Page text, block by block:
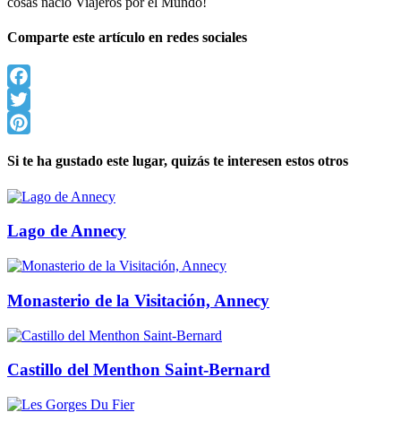
Comparte este artículo en redes sociales
Facebook
Twitter
Si te ha gustado este lugar, quizás te interesen estos otros
Lago de Annecy
Monasterio de la Visitación, Annecy
Castillo del Menthon Saint-Bernard